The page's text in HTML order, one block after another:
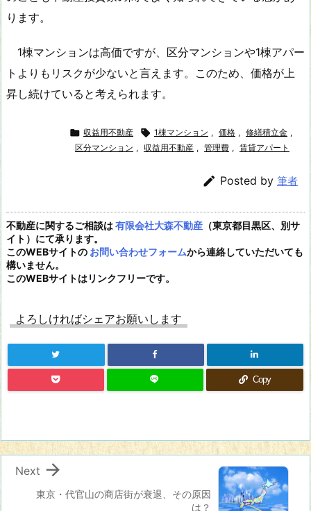
ります。
1棟マンションは高価ですが、区分マンションや1棟アパー
トよりもリスクが少ないと言えます。このため、価格が上
昇し続けていると考えられます。
 収益用不動産  1棟マンション , 価格 , 修繕積立金 ,
区分マンション , 収益用不動産 , 管理費 , 賃貸アパート
 Posted by 筆者
不動産に関するご相談は有限会社大森不動産 （東京都目黒区、別サ
イト）にて承ります。
このWEBサイトの お問い合わせフォームから連絡していただいても
構いません。
このWEBサイトはリンクフリーです。
よろしければシェアお願いします
Copy
東京・代官山の商店街が衰退、その原因
は？

Next